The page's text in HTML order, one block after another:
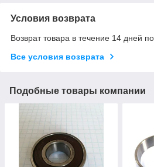
Условия возврата
Возврат товара в течение 14 дней
Все условия возврата
Подобные товары компании